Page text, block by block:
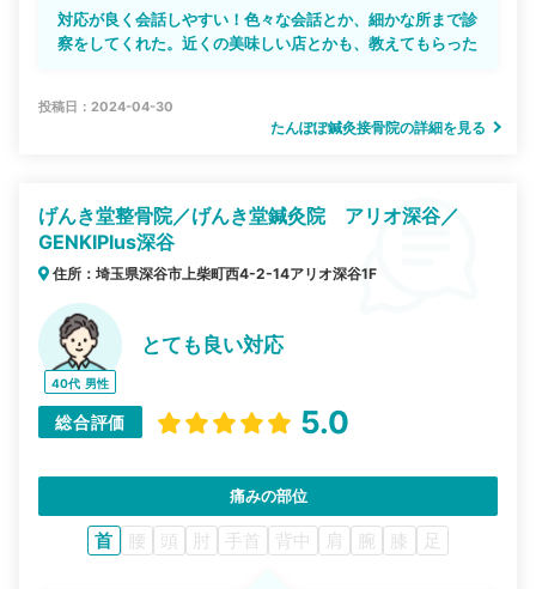
対応が良く会話しやすい！色々な会話とか、細かな所まで診
察をしてくれた。近くの美味しい店とかも、教えてもらった
投稿日：2024-04-30
たんぽぽ鍼灸接骨院の詳細を見る
げんき堂整骨院／げんき堂鍼灸院 アリオ深谷／
GENKIPlus深谷
住所：埼玉県深谷市上柴町西4-2-14アリオ深谷1F
40代 男性
とても良い対応
総合評価 5.0
痛みの部位
首 腰 頭 肘 手首 背中 肩 腕 膝 足